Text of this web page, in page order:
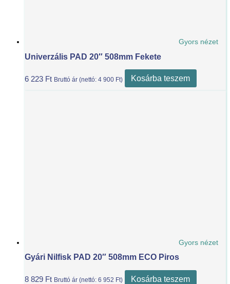
Gyors nézet
Univerzális PAD 20″ 508mm Fekete
6 223 Ft Bruttó ár (nettó: 4 900 Ft) Kosárba teszem
Gyors nézet
Gyári Nilfisk PAD 20″ 508mm ECO Piros
8 829 Ft Bruttó ár (nettó: 6 952 Ft) Kosárba teszem